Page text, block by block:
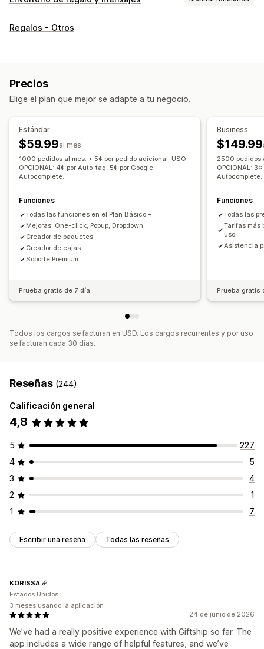
Opciones de regalo
Personalización
Subida de archivos
Widget de regalos
Código personalizado
Regalos - Otros
Precios
Elige el plan que mejor se adapte a tu negocio.
Estándar
$59.99al mes
1000 pedidos al mes. + 5¢ por pedido adicional. USO
OPCIONAL: 4¢ por Auto-tag, 5¢ por Google
Autocomplete.
Funciones
Todas las funciones en el Plan Básico +
Mejoras: One-click, Popup, Dropdown
Creador de paquetes
Creador de cajas
Soporte Premium
Prueba gratis de 7 día
Business
$149.99
2500 pedidos
OPCIONAL:
Autocomplete.
Funciones
Todas las
Tarifas más
uso
Asistencia
Prueba gratis
Todos los cargos se facturan en USD. Los cargos recurrentes y por uso
se facturan cada 30 días.
Reseñas (244)
Calificación general
4,8
5
227
4
5
3
4
2
1
1
7
Escribir una reseña Todas las reseñas
24 de junio de 2026
We’ve had a really positive experience with Giftship so far. The
app includes a wide range of helpful features, and we’ve
KORISSA
Estados Unidos
3 meses usando la aplicación